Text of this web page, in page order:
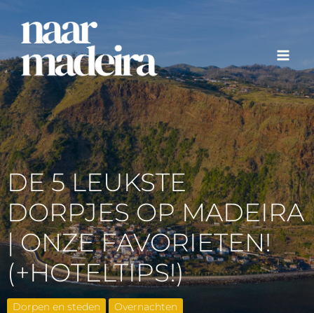
naar
de
inhoud
DE 5 LEUKSTE
DORPJES OP MADEIRA
| ONZE FAVORIETEN!
(+HOTELTIPS!)
Dorpen en steden Overnachten